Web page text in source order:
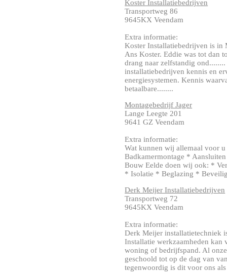
Koster Installatiebedrijven
Transportweg 86
9645KX Veendam
Extra informatie:
Koster Installatiebedrijven is in
Ans Koster. Eddie was tot dan
drang naar zelfstandig
installatiebedrijven kennis en
energiesystemen. Kennis
betaalbare........
Montagebedrijf Jager
Lange Leegte 201
9641 GZ Veendam
Extra informatie:
Wat kunnen wij allemaal voor
Badkamermontage *
Bouw Eelde doen wij ook: *
* Isolatie * Beglazing *
Derk Meijer Installatiebedrijven
Transportweg 72
9645KX Veendam
Extra informatie:
Derk Meijer installatietechniek
Installatie werkzaamheden
woning of bedrijfspand. Al
geschoold tot op de dag van
tegenwoordig is dit voor ons